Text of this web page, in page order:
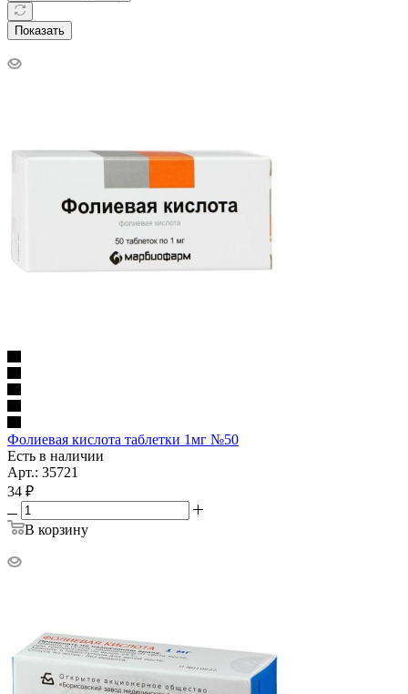
Показать
Фолиевая кислота таблетки 1мг №50
Есть в наличии
Арт.: 35721
34 ₽
В корзину